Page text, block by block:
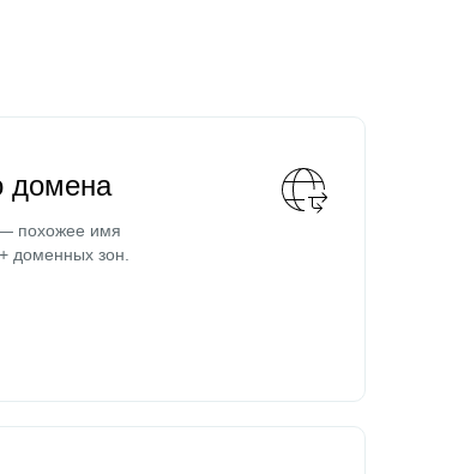
домена
похожее имя
доменных зон.